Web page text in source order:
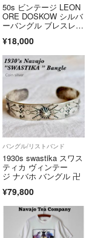
対応できませんので
います。
ております。購入前
購入の際、チャームや
ご相談ください。
入日中のお支払いが出
50s ビンテージ LEON
ORE DOSKOW シルバ
ーバングル ブレスレッ
¥18,000
バングル/リストバンド
1930s swastika スワス
ティカ ヴィンテー
ジ ナバホ バングル 卍
¥79,800